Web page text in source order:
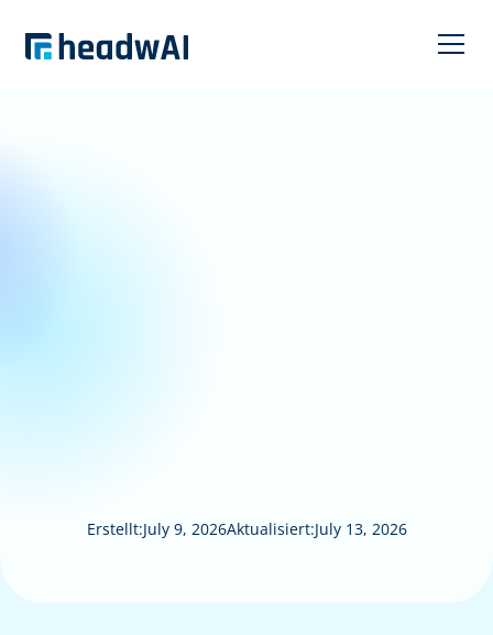
Erstellt:July 9, 2026Aktualisiert:July 13, 2026